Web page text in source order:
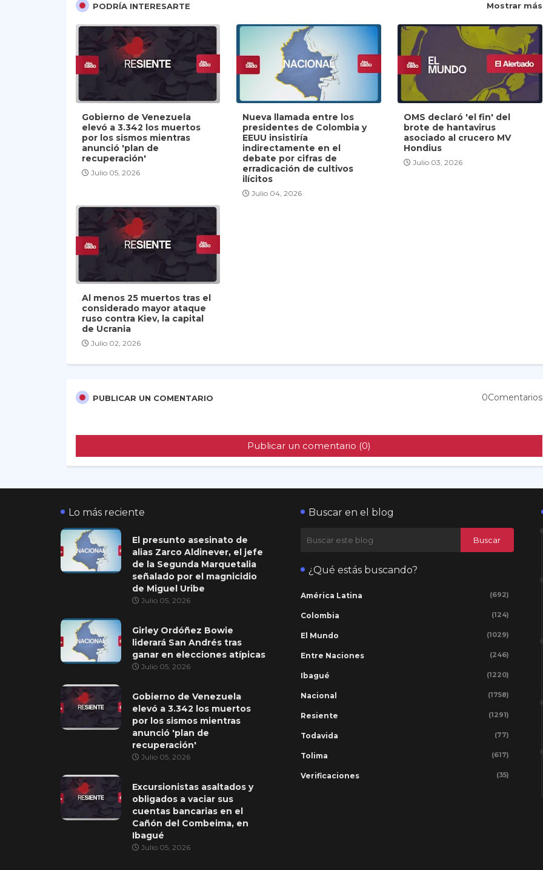
PODRÍA INTERESARTE Mostrar más
Gobierno de Venezuela
elevó a 3.342 los muertos
por los sismos mientras
anunció 'plan de
recuperación'
Julio 05, 2026
Nueva llamada entre los
presidentes de Colombia y
EEUU insistiría
indirectamente en el
debate por cifras de
erradicación de cultivos
ilícitos
Julio 04, 2026
OMS declaró 'el fin' del
brote de hantavirus
asociado al crucero MV
Hondius
Julio 03, 2026
Al menos 25 muertos tras el
considerado mayor ataque
ruso contra Kiev, la capital
de Ucrania
Julio 02, 2026
PUBLICAR UN COMENTARIO 0Comentarios
Publicar un comentario (0)
Lo más reciente
El presunto asesinato de
alias Zarco Aldinever, el jefe
de la Segunda Marquetalia
señalado por el magnicidio
de Miguel Uribe
Julio 05, 2026
Girley Ordóñez Bowie
liderará San Andrés tras
ganar en elecciones atípicas
Julio 05, 2026
Gobierno de Venezuela
elevó a 3.342 los muertos
por los sismos mientras
anunció 'plan de
recuperación'
Julio 05, 2026
Excursionistas asaltados y
obligados a vaciar sus
cuentas bancarias en el
Cañón del Combeima, en
Ibagué
Julio 05, 2026
Buscar en el blog
¿Qué estás buscando?
América Latina (692)
Colombia (124)
El Mundo (1029)
Entre Naciones (246)
Ibagué (1220)
Nacional (1758)
Resiente (1291)
Todavida (77)
Tolima (617)
Verificaciones (35)